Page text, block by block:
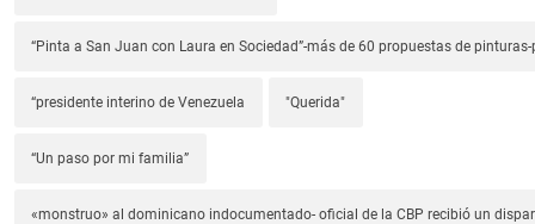
“Pinta a San Juan con Laura en Sociedad”-más de 60 propuestas de
“presidente interino de Venezuela "Querida"
“Un paso por mi familia”
«monstruo» al dominicano indocumentado- oficial de la CBP recibió un